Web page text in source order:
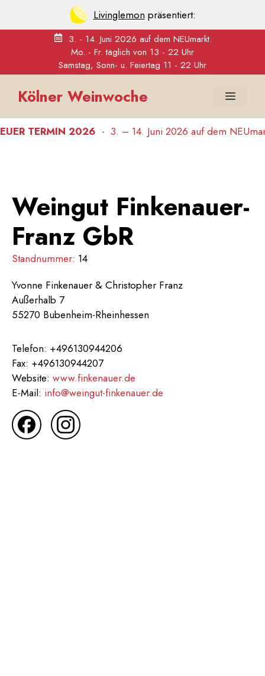
Livinglemon präsentiert:
3. - 14. Juni 2026 auf dem NEUmarkt.
Mo. - Fr. täglich von 13 - 22 Uhr
Samstag, Sonn- u. Feiertag 11 - 22 Uhr
InhaltKölner Weinwoche Menü
TERMIN 2026 - 3. – 14. Juni 2026 auf dem NEUmarkt.
Weingut Finkenauer-
Franz GbR
Standnummer: 14
Yvonne Finkenauer & Christopher Franz
Außerhalb 7
55270 Bubenheim-Rheinhessen
Telefon: +496130944206
Fax: +496130944207
Website: www.finkenauer.de
E-Mail: info@weingut-finkenauer.de